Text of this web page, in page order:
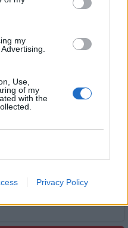
my
Use,
of my
with the
Privacy Policy
RE: RE:
driv v CSSR